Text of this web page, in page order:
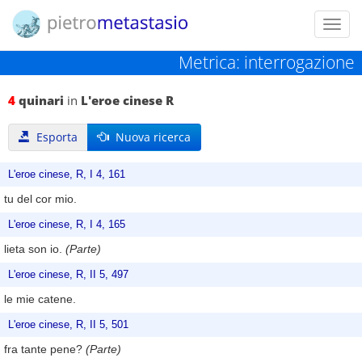
Metrica: interrogazione
4 quinari in L'eroe cinese R
Esporta Nuova ricerca
L'eroe cinese, R, I 4, 161
tu del cor mio.
L'eroe cinese, R, I 4, 165
lieta son io. (Parte)
L'eroe cinese, R, II 5, 497
le mie catene.
L'eroe cinese, R, II 5, 501
fra tante pene? (Parte)